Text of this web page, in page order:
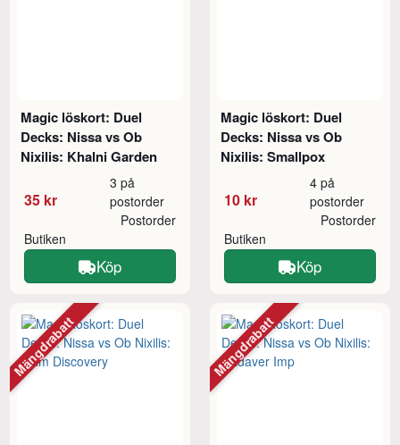
Magic löskort: Duel
Decks: Nissa vs Ob
Nixilis: Khalni Garden
35 kr
3 på
postorder
Butiken
Postorder
Köp
Magic löskort: Duel
Decks: Nissa vs Ob
Nixilis: Smallpox
10 kr
4 på
postorder
Butiken
Postorder
Köp
Mängdrabatt Mängdrabatt